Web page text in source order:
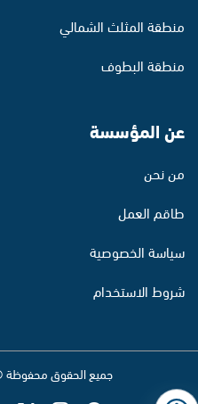
منطقة المثلث الشمالي
منطقة البطوف
عن المؤسسة
من نحن
طاقم العمل
سياسة الخصوصية
شروط الاستخدام
جميع الحقوق محفوظة © 2026 | موقع